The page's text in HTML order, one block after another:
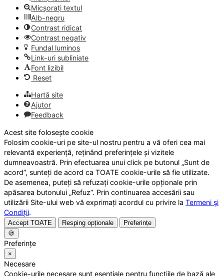
Micșorați textul
Alb-negru
Contrast ridicat
Contrast negativ
Fundal luminos
Link-uri subliniate
Font lizibil
Reset
Hartă site
Ajutor
Feedback
Acest site folosește cookie
Folosim cookie-uri pe site-ul nostru pentru a vă oferi cea mai
relevantă experiență, reținând preferințele și vizitele
dumneavoastră. Prin efectuarea unui click pe butonul „Sunt de
acord”, sunteți de acord ca TOATE cookie-urile să fie utilizate.
De asemenea, puteți să refuzați cookie-urile opționale prin
apăsarea butonului „Refuz”. Prin continuarea accesării sau
utilizării Site-ului web vă exprimați acordul cu privire la Termeni și
Condiții.
Accept TOATE Resping opționale
Preferințe
🍪
Preferințe
×
Necesare
Cookie-urile necesare sunt esențiale pentru funcțiile de bază ale